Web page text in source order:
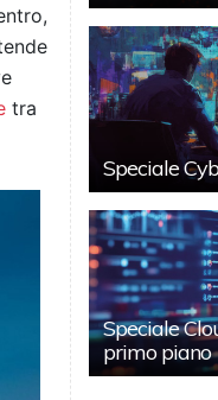
tra
Speciale
Speciale
primo piano